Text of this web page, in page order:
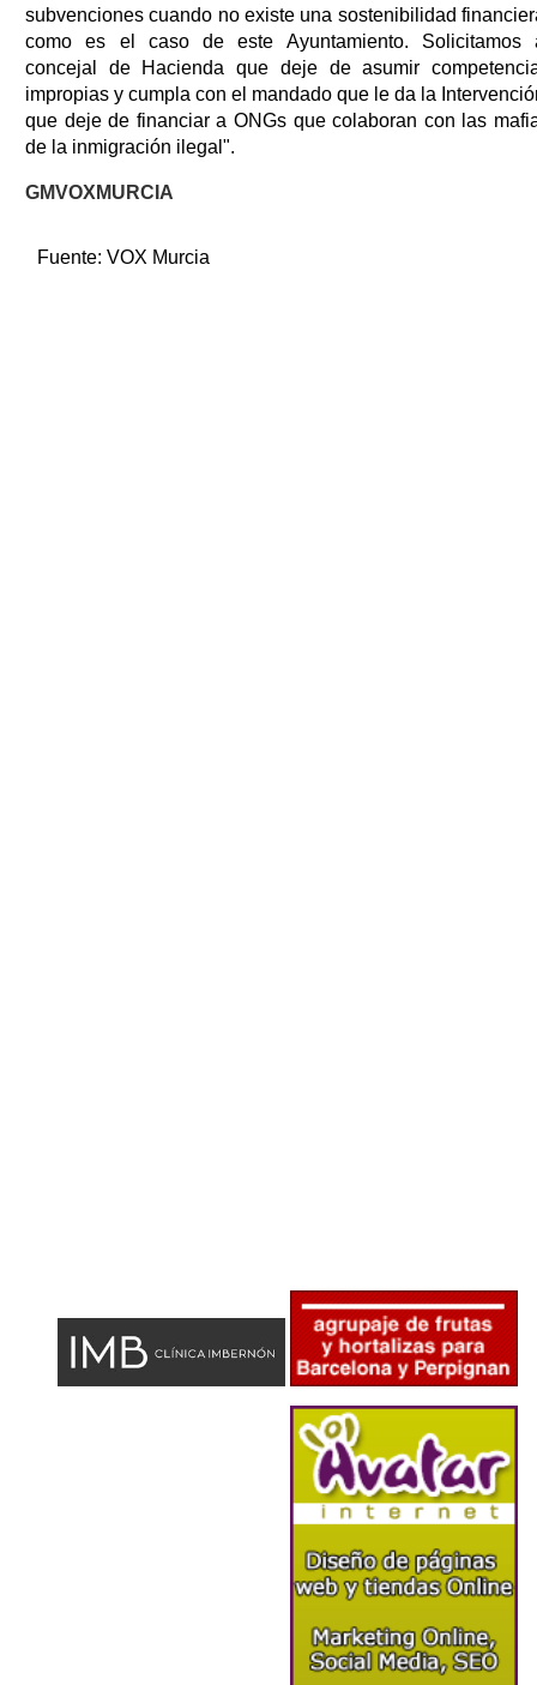
subvenciones cuando no existe una sostenibilidad
como es el caso de este Ayuntamiento. Solicitamos
concejal de Hacienda que deje de asumir
impropias y cumpla con el mandado que le da la
que deje de financiar a ONGs que colaboran con las
de la inmigración ilegal".
GMVOXMURCIA
Fuente: VOX Murcia